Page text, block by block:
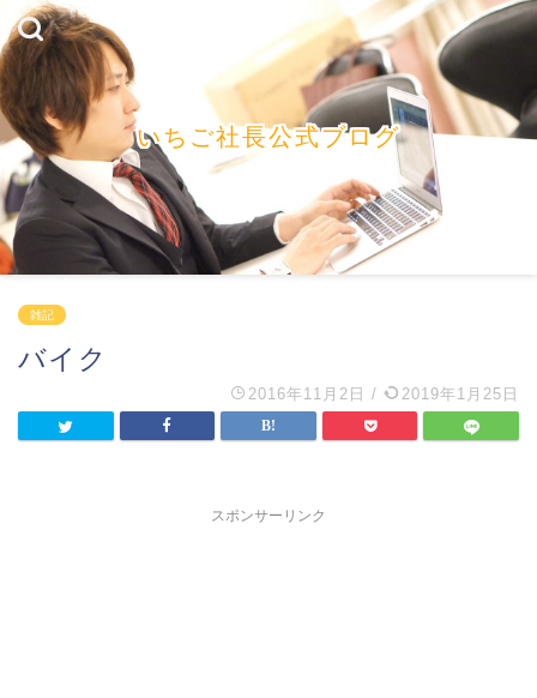
いちご社長公式ブログ
雑記
バイク
2016年11月2日 / 2019年1月25日
スポンサーリンク